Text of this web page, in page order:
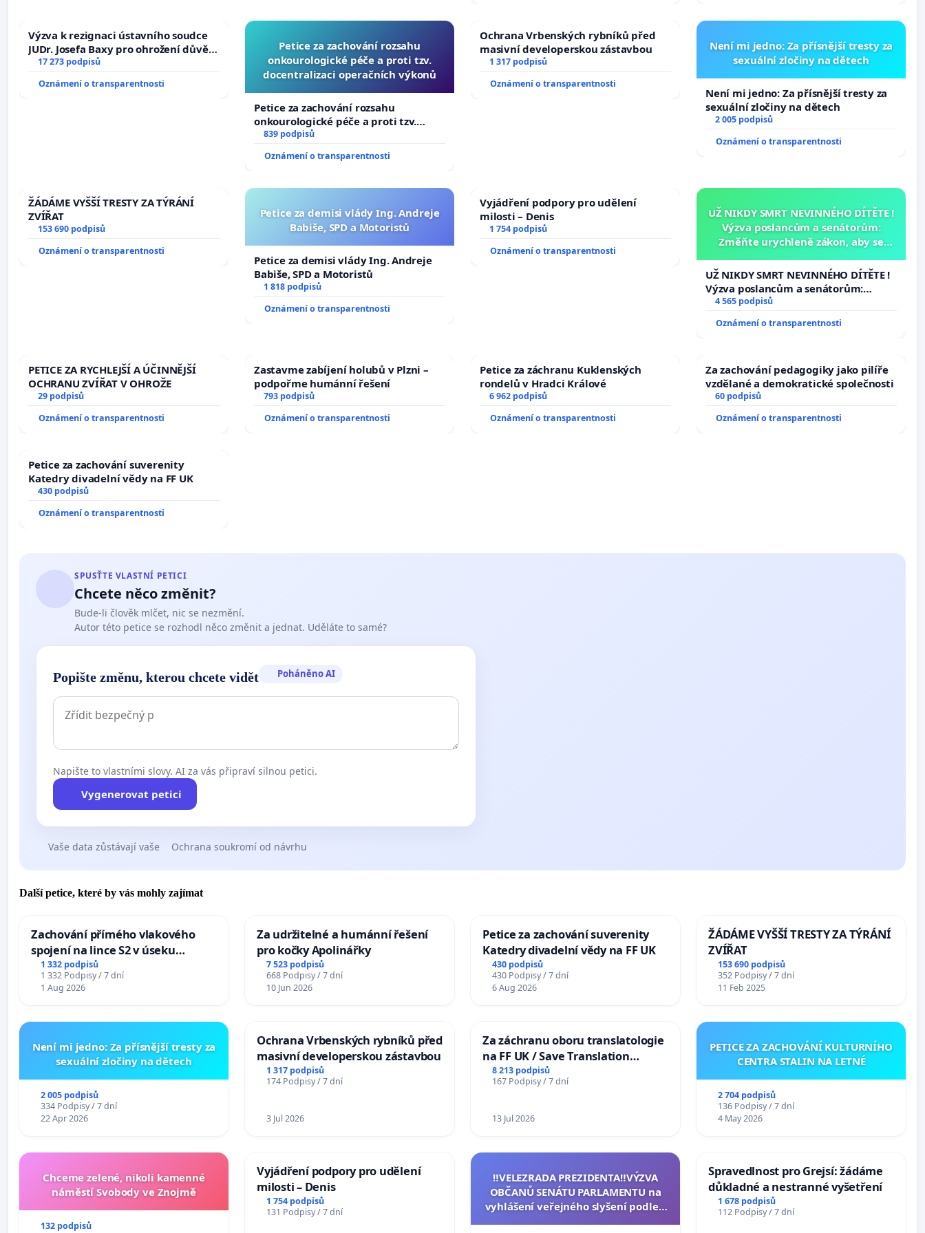
Výzva k rezignaci ústavního soudce
JUDr. Josefa Baxy pro ohrožení důvěry
ve spravedlivý proces
17 273 podpisů
Oznámení o transparentnosti
Petice za zachování rozsahu
onkourologické péče a proti tzv.
docentralizaci operačních výkonů
Petice za zachování rozsahu
onkourologické péče a proti tzv.
docentralizaci operačních výkonů
839 podpisů
Oznámení o transparentnosti
Ochrana Vrbenských rybníků před
masivní developerskou zástavbou
1 317 podpisů
Oznámení o transparentnosti
Není mi jedno: Za přísnější tresty za
sexuální zločiny na dětech
Není mi jedno: Za přísnější tresty za
sexuální zločiny na dětech
2 005 podpisů
Oznámení o transparentnosti
ŽÁDÁME VYŠŠÍ TRESTY ZA TÝRÁNÍ
ZVÍŘAT
153 690 podpisů
Oznámení o transparentnosti
Petice za demisi vlády Ing. Andreje
Babiše, SPD a Motoristů
Petice za demisi vlády Ing. Andreje
Babiše, SPD a Motoristů
1 818 podpisů
Oznámení o transparentnosti
Vyjádření podpory pro udělení
milosti – Denis
1 754 podpisů
Oznámení o transparentnosti
UŽ NIKDY SMRT NEVINNÉHO DÍTĚTE !
Výzva poslancům a senátorům:
Změňte urychleně zákon, aby se
opakovat!
UŽ NIKDY SMRT NEVINNÉHO DÍTĚTE !
Výzva poslancům a senátorům:
Změňte urychleně zákon, aby se
opakovat!
4 565 podpisů
Oznámení o transparentnosti
PETICE ZA RYCHLEJŠÍ A ÚČINNĚJŠÍ
OCHRANU ZVÍŘAT V OHROŽE
29 podpisů
Oznámení o transparentnosti
Zastavme zabíjení holubů v Plzni –
podpořme humánní řešení
793 podpisů
Oznámení o transparentnosti
Petice za záchranu Kuklenských
rondelů v Hradci Králové
6 962 podpisů
Oznámení o transparentnosti
Za zachování pedagogiky jako pilíře
vzdělané a demokratické společnosti
60 podpisů
Oznámení o transparentnosti
Petice za zachování suverenity
Katedry divadelní vědy na FF UK
430 podpisů
Oznámení o transparentnosti
SPUSŤTE VLASTNÍ PETICI
Chcete něco změnit?
Bude-li člověk mlčet, nic se nezmění.
Autor této petice se rozhodl něco změnit a jednat. Uděláte to samé?
Popište změnu, kterou chcete vidět Poháněno AI
Napište to vlastními slovy. AI za vás připraví silnou petici.
Vygenerovat petici
Vaše data zůstávají vaše Ochrana soukromí od návrhu
Další petice, které by vás mohly zajímat
Zachování přímého vlakového
spojení na lince S2 v úseku
Ostrava – Bohumín – Karviná –
Mosty u Jablunkova
1 332 podpisů
1 332 Podpisy / 7 dní
1 Aug 2026
Za udržitelné a humánní řešení
pro kočky Apolinářky
7 523 podpisů
668 Podpisy / 7 dní
10 Jun 2026
Petice za zachování suverenity
Katedry divadelní vědy na FF UK
430 podpisů
430 Podpisy / 7 dní
6 Aug 2026
ŽÁDÁME VYŠŠÍ TRESTY ZA TÝRÁNÍ
ZVÍŘAT
153 690 podpisů
352 Podpisy / 7 dní
11 Feb 2025
Není mi jedno: Za přísnější tresty za
sexuální zločiny na dětech
2 005 podpisů
334 Podpisy / 7 dní
22 Apr 2026
Ochrana Vrbenských rybníků před
masivní developerskou zástavbou
1 317 podpisů
174 Podpisy / 7 dní
3 Jul 2026
Za záchranu oboru translatologie
na FF UK / Save Translation
Studies at the Faculty of Arts,
Charles University
8 213 podpisů
167 Podpisy / 7 dní
13 Jul 2026
PETICE ZA ZACHOVÁNÍ KULTURNÍHO
CENTRA STALIN NA LETNÉ
2 704 podpisů
136 Podpisy / 7 dní
4 May 2026
Chceme zelené, nikoli kamenné
náměstí Svobody ve Znojmě
132 podpisů
Vyjádření podpory pro udělení
milosti – Denis
1 754 podpisů
131 Podpisy / 7 dní
‼️VELEZRADA PREZIDENTA‼️VÝZVA
OBČANŮ SENÁTU PARLAMENTU na
vyhlášení veřejného slyšení podle §
Spravedlnost pro Grejsí: žádáme
důkladné a nestranné vyšetření
1 678 podpisů
112 Podpisy / 7 dní